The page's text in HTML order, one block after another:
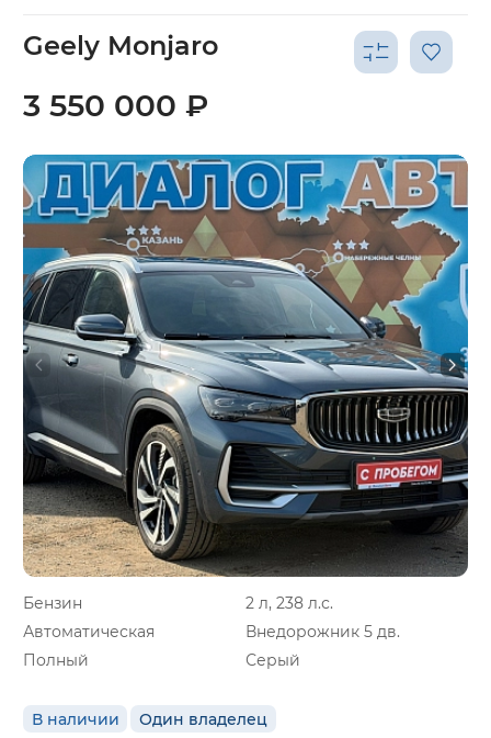
Geely Monjaro
Бензин
2 л, 238 л.с.
Автоматическая
Внедорожник 5 дв.
Полный
Серый
В наличии Один владелец
3 550 000 ₽